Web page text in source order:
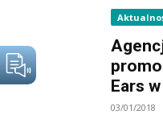
Ears
03/01/2018